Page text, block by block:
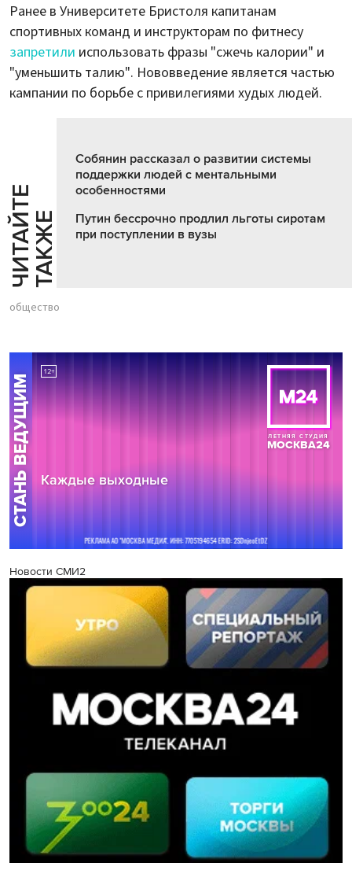
Ранее в Университете Бристоля капитанам
спортивных команд и инструкторам по фитнесу
запретили использовать фразы "сжечь калории" и
"уменьшить талию". Нововведение является частью
кампании по борьбе с привилегиями худых людей.
Ч
И
Т
АЙ
Т
Е
Т
А
К
ЖЕ
Собянин рассказал о развитии системы
поддержки людей с ментальными
особенностями
Путин бессрочно продлил льготы сиротам
при поступлении в вузы
общество
Новости СМИ2